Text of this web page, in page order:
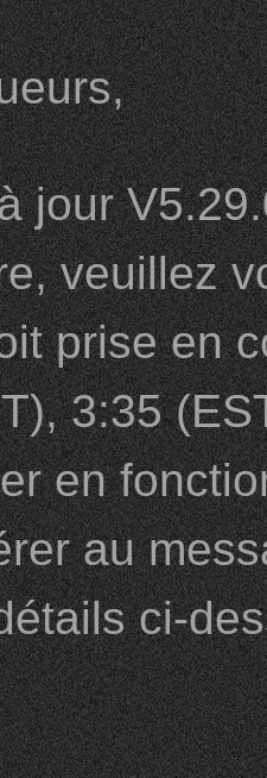
jour
veuillez
prise en
3:35
en
au
ci-